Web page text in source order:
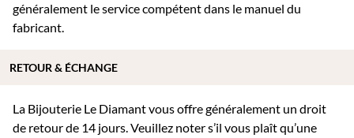
généralement le service compétent dans le manuel du
fabricant.
La Bijouterie Le Diamant vous offre généralement un droit
de retour de 14 jours. Veuillez noter s’il vous plaît qu’une
RETOUR & ÉCHANGE